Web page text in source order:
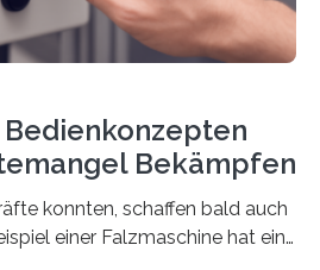
Bekämpfen
konnten, schaffen bald auch
einer Falzmaschine hat ein